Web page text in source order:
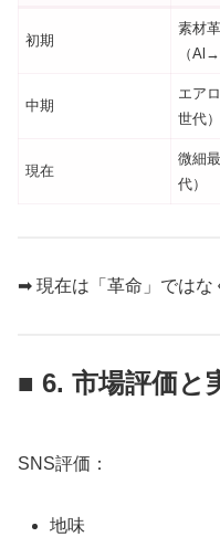
初期
素材
（
中期
エア
世代）
現在
微細
代）
➡ 現在は「革命」ではな
■ 6. 市場評価と
SNS評価：
地味